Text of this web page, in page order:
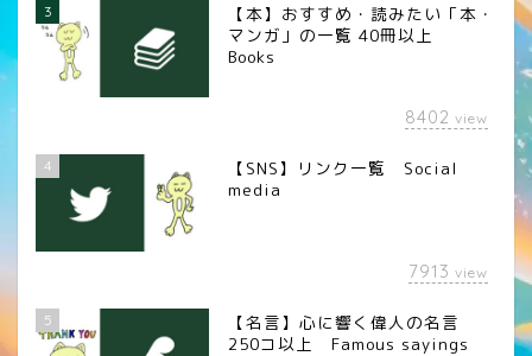
3
【本】おすすめ・読みたい「本・
マンガ」の一覧 40冊以上
Books
8402 view
4
【SNS】リンク一覧 Social
media
7913 view
5
【名言】心に響く偉人の名言
250コ以上 Famous sayings